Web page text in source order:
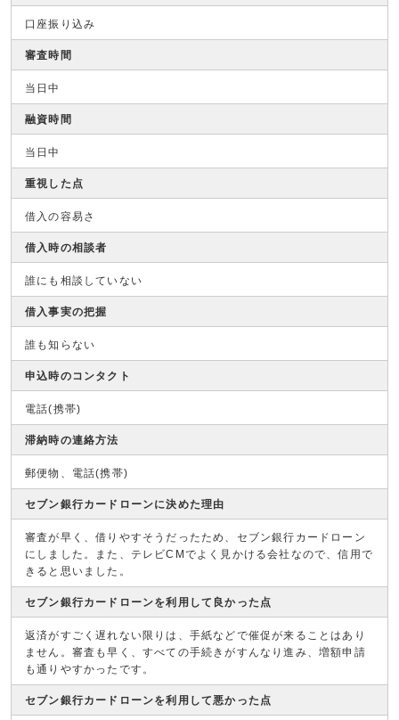
口座振り込み
審査時間
当日中
融資時間
当日中
重視した点
借入の容易さ
借入時の相談者
誰にも相談していない
借入事実の把握
誰も知らない
申込時のコンタクト
電話(携帯)
滞納時の連絡方法
郵便物、電話(携帯)
セブン銀行カードローンに決めた理由
審査が早く、借りやすそうだったため、セブン銀行カードローン
にしました。また、テレビCMでよく見かける会社なので、信用で
きると思いました。
セブン銀行カードローンを利用して良かった点
返済がすごく遅れない限りは、手紙などで催促が来ることはあり
ません。審査も早く、すべての手続きがすんなり進み、増額申請
も通りやすかったです。
セブン銀行カードローンを利用して悪かった点